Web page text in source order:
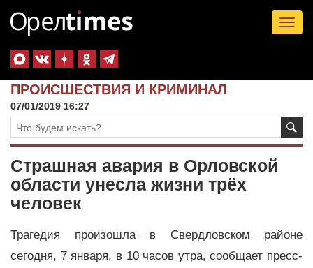
ПРОИСШЕСТВИЯ И КРИМИНАЛ
07/01/2019 16:27
Страшная авария в Орловской
области унесла жизни трёх
человек
Трагедия произошла в Свердловском районе
сегодня, 7 января, в 10 часов утра, сообщает пресс-